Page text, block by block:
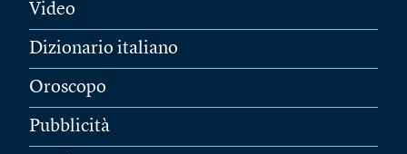
Video
Dizionario italiano
Oroscopo
Pubblicità